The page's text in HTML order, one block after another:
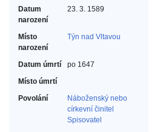
Datum
narození
23. 3. 1589
Místo
narození
Týn nad Vltavou
Datum úmrtí
po 1647
Místo úmrtí
Povolání
Náboženský nebo
církevní činitel‎
Spisovatel‎